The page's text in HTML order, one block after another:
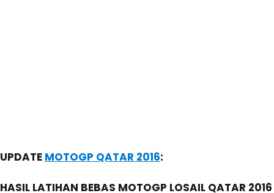
Kamis, 17 Maret 2016
Moto3 FP1: pukul 22:00 – 22:40 WIB